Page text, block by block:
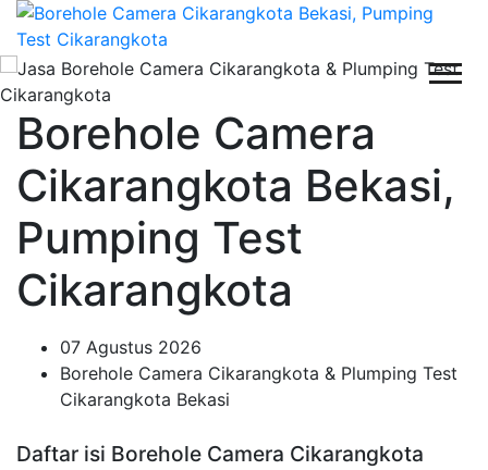
Borehole Camera
Cikarangkota Bekasi,
Pumping Test
Cikarangkota
07 Agustus 2026
Borehole Camera Cikarangkota & Plumping Test
Cikarangkota Bekasi
Daftar isi Borehole Camera Cikarangkota